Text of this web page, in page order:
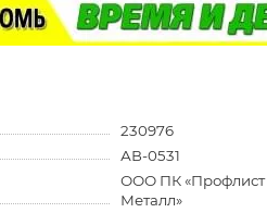
230976
АВ-0531
ООО ПК «Профлист
Металл»